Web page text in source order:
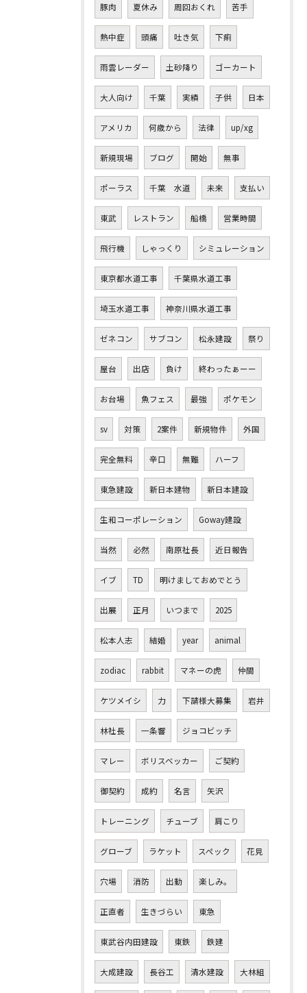
豚肉 夏休み 周回おくれ 苦手
熱中症 頭痛 吐き気 下痢
雨雲レーダー 土砂降り ゴーカート
大人向け 千葉 実績 子供 日本
アメリカ 何歳から 法律 up/xg
新規現場 ブログ 開始 無事
ポーラス 千葉 水道 未来 支払い
東武 レストラン 船橋 営業時間
飛行機 しゃっくり シミュレーション
東京都水道工事 千葉県水道工事
埼玉水道工事 神奈川県水道工事
ゼネコン サブコン 松永建設 祭り
屋台 出店 負け 終わったぁーー
お台場 魚フェス 最強 ポケモン
sv 対策 2案件 新規物件 外国
完全無料 辛口 無難 ハーフ
東急建設 新日本建物 新日本建設
生和コーポレーション Goway建設
当然 必然 南原社長 近日報告
イブ TD 明けましておめでとう
出展 正月 いつまで 2025
松本人志 結婚 year animal
zodiac rabbit マネーの虎 仲間
ケツメイシ 力 下請様大募集 岩井
林社長 一条響 ジョコビッチ
マレー ボリスベッカー ご契約
御契約 成約 名言 矢沢
トレーニング チューブ 肩こり
グローブ ラケット スペック 花見
穴場 消防 出動 楽しみ。
正直者 生きづらい 東急
東武谷内田建設 東鉄 鉄建
大成建設 長谷工 清水建設 大林組